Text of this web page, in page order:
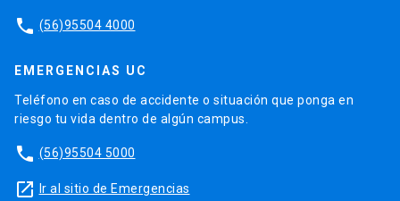
phone (56)95504 4000
EMERGENCIAS UC
Teléfono en caso de accidente o situación que ponga en
riesgo tu vida dentro de algún campus.
phone (56)95504 5000
launch Ir al sitio de Emergencias